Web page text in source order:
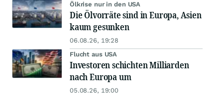
Ölkrise nur in den USA
Die Ölvorräte sind in Europa, Asien
kaum gesunken
06.08.26, 19:28
Flucht aus USA
Investoren schichten Milliarden
nach Europa um
05.08.26, 19:00